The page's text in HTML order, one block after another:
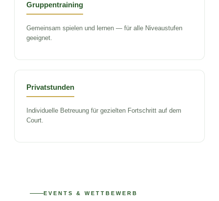
Gruppentraining
Gemeinsam spielen und lernen — für alle Niveaustufen
geeignet.
Privatstunden
Individuelle Betreuung für gezielten Fortschritt auf dem
Court.
EVENTS & WETTBEWERB